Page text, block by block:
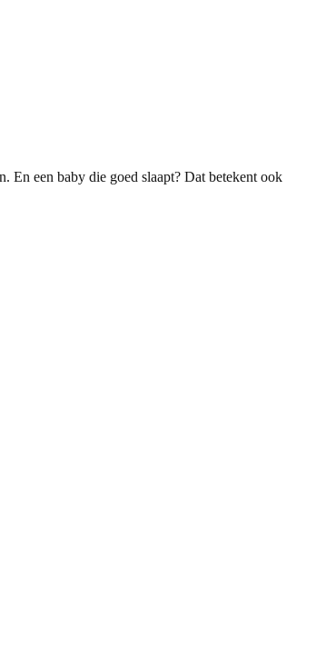
En een baby die goed slaapt? Dat betekent ook